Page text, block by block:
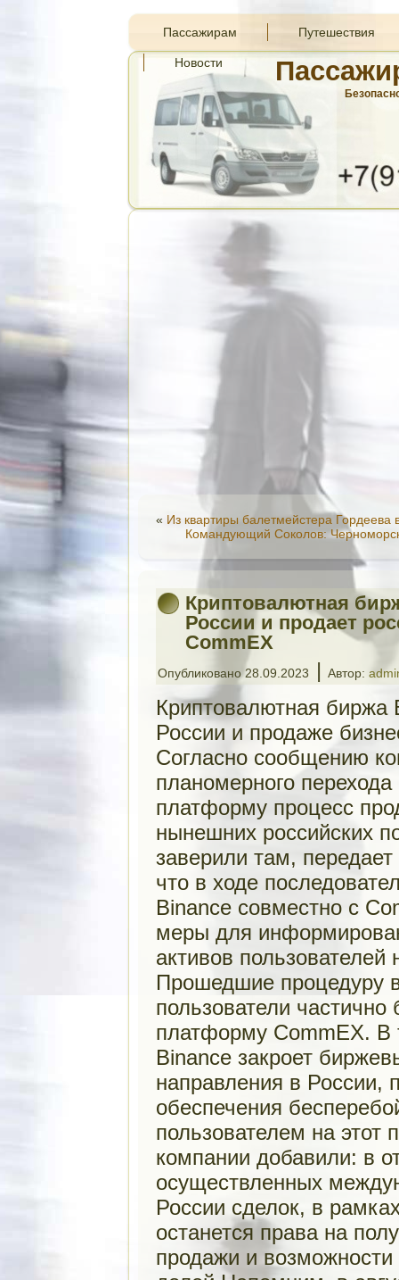
Пассажирам Путешествия
Новости
« Из квартиры балетмейстера
Командующий Соколов:
Криптовалютная
России и продает
CommEX
Опубликовано 28.09.2023 | Автор:
Криптовалютная биржа
России и продаже
Согласно сообщению
планомерного
платформу процесс
нынешних российских
заверили там,
что в ходе
Binance совместно с
меры для
активов
Прошедшие процедуру
пользователи
платформу CommEX. В
Binance закроет
направления в России,
обеспечения
пользователем на этот
компании добавили: в
осуществленных
России сделок, в
останется права на
продажи и возможности